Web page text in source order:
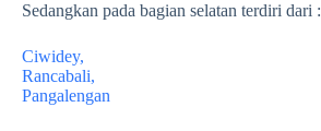
Sedangkan pada bagian selatan terdiri dari :
Ciwidey,
Rancabali,
Pangalengan